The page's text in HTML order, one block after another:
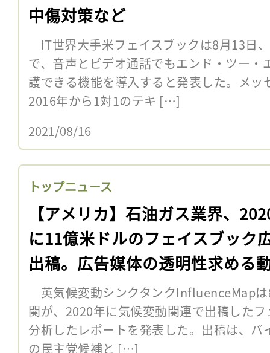
中傷対策など
IT世界大手米フェイスブックは8月13日
で、音声とビデオ通話でもエンド・ツー・
護できる機能を導入すると発表した。メッ
2016年から1対1のテキ […]
2021/08/16
トップニュース
【アメリカ】石油ガス業界、
に11億米ドルのフェイスブック
出稿。広告媒体の透明性求める
英気候変動シンクタンクInfluenceMap
関が、2020年に気候変動関連で出稿した
分析したレポートを発表した。出稿は、
の民主党候補と […]